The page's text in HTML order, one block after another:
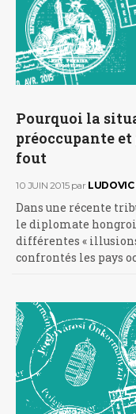
Pourquoi la
préoccupante et
fout
10 JUIN 2015 par LUDOVIC
Dans une récente
le diplomate
différentes «
confrontés les pays